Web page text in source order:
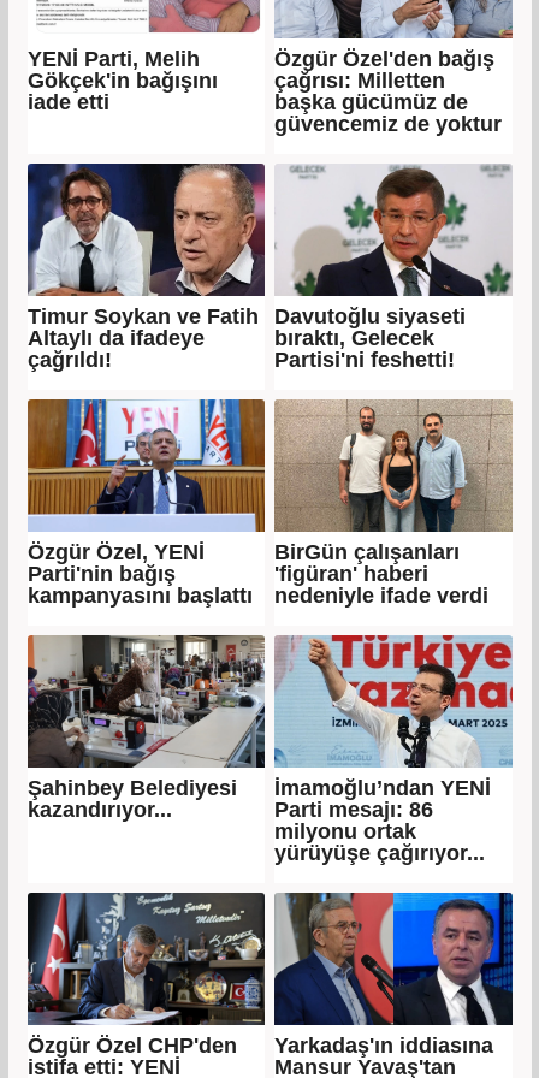
YENİ Parti, Melih
Gökçek'in bağışını
iade etti
Özgür Özel'den bağış
çağrısı: Milletten
başka gücümüz de
güvencemiz de yoktur
Timur Soykan ve Fatih
Altaylı da ifadeye
çağrıldı!
Davutoğlu siyaseti
bıraktı, Gelecek
Partisi'ni feshetti!
Özgür Özel, YENİ
Parti'nin bağış
kampanyasını başlattı
BirGün çalışanları
'figüran' haberi
nedeniyle ifade verdi
Şahinbey Belediyesi
kazandırıyor...
İmamoğlu’ndan YENİ
Parti mesajı: 86
milyonu ortak
yürüyüşe çağırıyor...
Özgür Özel CHP'den
istifa etti: YENİ
Yarkadaş'ın iddiasına
Mansur Yavaş'tan